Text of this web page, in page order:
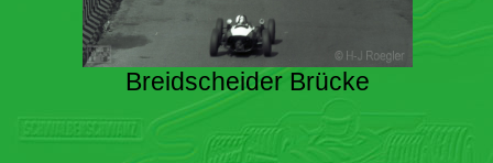
Breidscheider Brücke